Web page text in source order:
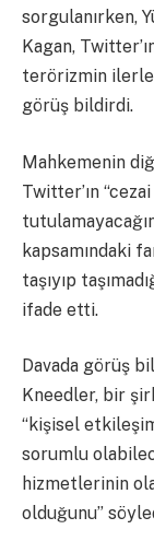
sorgulanırken,
Kagan,
terörizmin
görüş bildirdi.
Mahkemenin
Twitter’ın
kapsamındaki
taşıyıp
ifade etti.
Davada görüş
Kneedler, bir
“kişisel
sorumlu
hizmetlerinin
olduğunu”